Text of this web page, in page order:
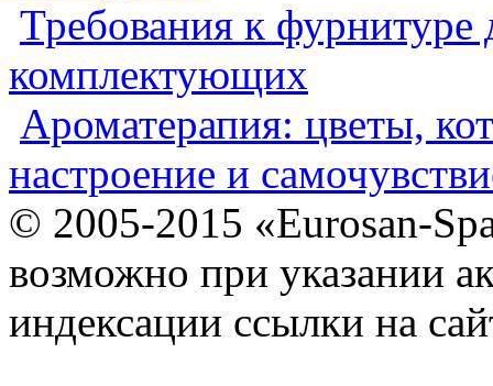
Требования к фурнитуре
комплектующих
Ароматерапия: цветы,
настроение и
© 2005-2015 «Eurosan-
возможно при указании
индексации ссылки на